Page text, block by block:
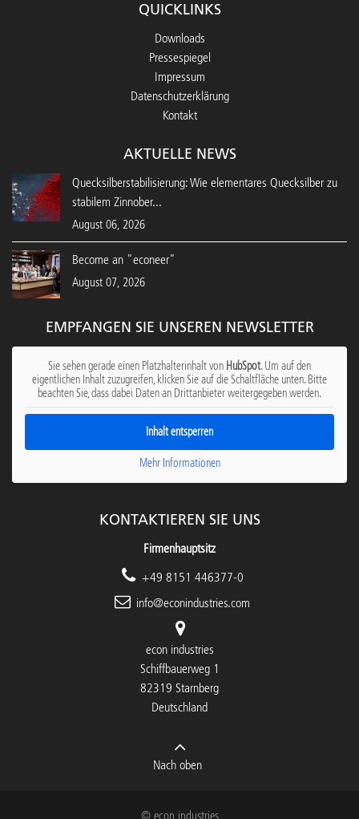
QUICKLINKS
Downloads
Pressespiegel
Impressum
Datenschutzerklärung
Kontakt
AKTUELLE NEWS
Quecksilberstabilisierung: Wie elementares Quecksilber zu
stabilem Zinnober...
August 06, 2026
Become an "econeer"
August 07, 2026
EMPFANGEN SIE UNSEREN NEWSLETTER
Sie sehen gerade einen Platzhalterinhalt von HubSpot. Um auf den
eigentlichen Inhalt zuzugreifen, klicken Sie auf die Schaltfläche unten. Bitte
beachten Sie, dass dabei Daten an Drittanbieter weitergegeben werden.
Inhalt entsperren
Mehr Informationen
KONTAKTIEREN SIE UNS
Firmenhauptsitz
+49 8151 446377-0
info@econindustries.com
econ industries
Schiffbauerweg 1
82319 Starnberg
Deutschland
Nach oben
© econ industries